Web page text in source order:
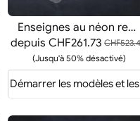
Enseignes au néon représentant des astronautes en train de pêcher
depuis CHF261.73
(Jusqu'à 50% désactivé)
Démarrer les modèles et